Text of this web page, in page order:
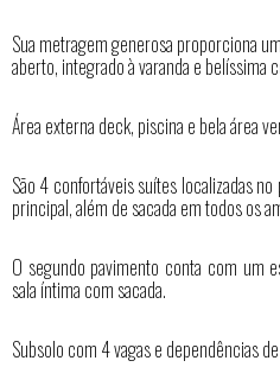
Sua metragem generosa proporciona
aberto, integrado à varanda e belíssima
Área externa deck, piscina e bela área
São 4 confortáveis suítes localizadas
principal, além de sacada em todos os
O segundo pavimento conta com um
sala íntima com sacada.
Subsolo com 4 vagas e dependências